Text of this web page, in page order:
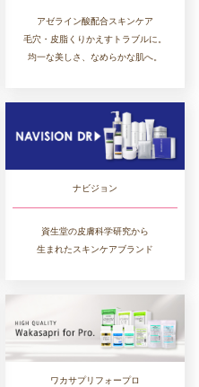
アゼライン酸配合スキンケア
毛穴・皮脂くりかえすトラブルに。
均一な美しさ、なめらかな肌へ。
ナビジョン
資生堂の皮膚科学研究から
生まれたスキンケアブランド
ワカサプリフォープロ